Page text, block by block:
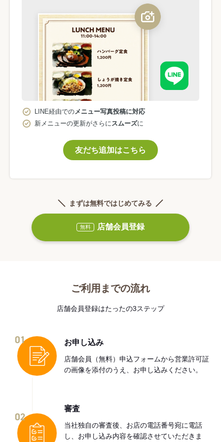
LINE経由での メニュー写真投稿に対応
新メニューの更新がさらに スムーズに
友だち追加はこちら
まずは無料ではじめてみる
無料 店舗会員登録
ご利用までの流れ
店舗会員登録はたったの3ステップ
01 お申し込み
店舗会員（無料）申込フォームから営業許可証
の画像を添付のうえ、お申し込みください。
02
審査
当社独自の審査後、お店の電話番号宛に電話
し、お申し込み内容を確認させていただきま